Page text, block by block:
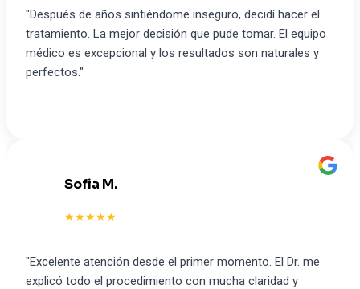
"Después de años sintiéndome inseguro, decidí hacer el
tratamiento. La mejor decisión que pude tomar. El equipo
médico es excepcional y los resultados son naturales y
perfectos."
Sofia M.
★★★★★
"Excelente atención desde el primer momento. El Dr. me
explicó todo el procedimiento con mucha claridad y